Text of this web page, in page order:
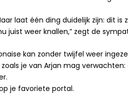
laat één ding duidelijk zijn: dit
juist weer knallen,” zegt de
kan zonder twijfel weer
je van Arjan mag
je favoriete portal.